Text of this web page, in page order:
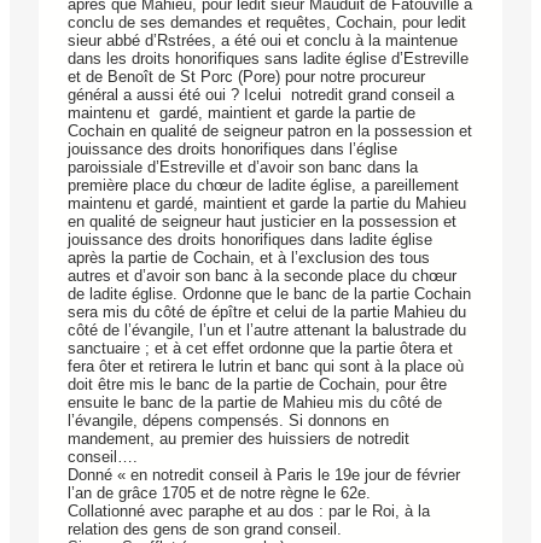
après que Mahieu, pour ledit sieur Mauduit de Fatouville a
conclu de ses demandes et requêtes, Cochain, pour ledit
sieur abbé d’Rstrées, a été oui et conclu à la maintenue
dans les droits honorifiques sans ladite église d’Estreville
et de Benoît de St Porc (Pore) pour notre procureur
général a aussi été oui ? Icelui notredit grand conseil a
maintenu et gardé, maintient et garde la partie de
Cochain en qualité de seigneur patron en la possession et
jouissance des droits honorifiques dans l’église
paroissiale d’Estreville et d’avoir son banc dans la
première place du chœur de ladite église, a pareillement
maintenu et gardé, maintient et garde la partie du Mahieu
en qualité de seigneur haut justicier en la possession et
jouissance des droits honorifiques dans ladite église
après la partie de Cochain, et à l’exclusion des tous
autres et d’avoir son banc à la seconde place du chœur
de ladite église. Ordonne que le banc de la partie Cochain
sera mis du côté de épître et celui de la partie Mahieu du
côté de l’évangile, l’un et l’autre attenant la balustrade du
sanctuaire ; et à cet effet ordonne que la partie ôtera et
fera ôter et retirera le lutrin et banc qui sont à la place où
doit être mis le banc de la partie de Cochain, pour être
ensuite le banc de la partie de Mahieu mis du côté de
l’évangile, dépens compensés. Si donnons en
mandement, au premier des huissiers de notredit
conseil….
Donné « en notredit conseil à Paris le 19e jour de février
l’an de grâce 1705 et de notre règne le 62e.
Collationné avec paraphe et au dos : par le Roi, à la
relation des gens de son grand conseil.